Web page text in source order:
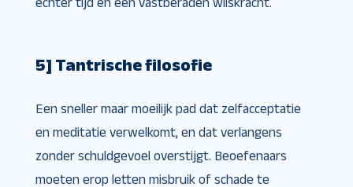
5] Tantrische filosofie
Een sneller maar moeilijk pad dat zelfacceptatie
en meditatie verwelkomt, en dat verlangens
zonder schuldgevoel overstijgt. Beoefenaars
moeten erop letten misbruik of schade te